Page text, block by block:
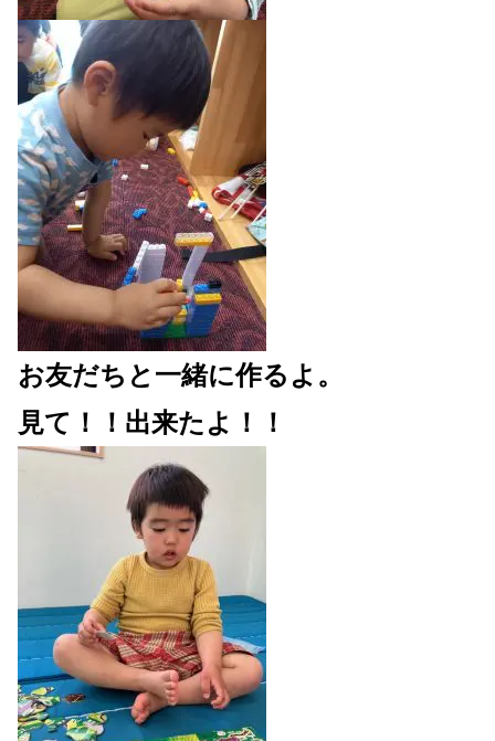
お友だちと一緒に作るよ。
見て！！ 出来たよ！！